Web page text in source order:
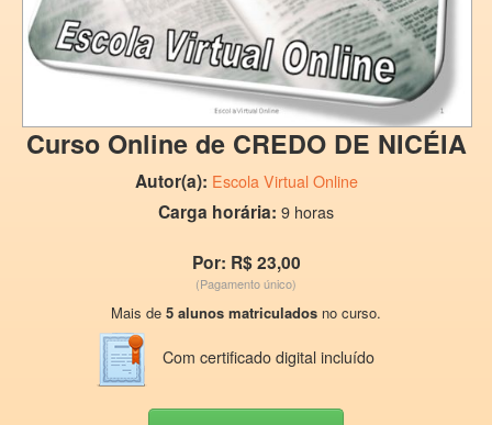
Curso Online de CREDO DE NICÉIA
Autor(a): Escola Virtual Online
Carga horária: 9 horas
Por: R$ 23,00
(Pagamento único)
Mais de 5 alunos matriculados no curso.
Com certificado digital incluído